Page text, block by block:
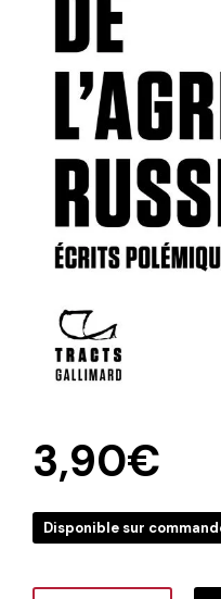
3,90€
Disponible sur